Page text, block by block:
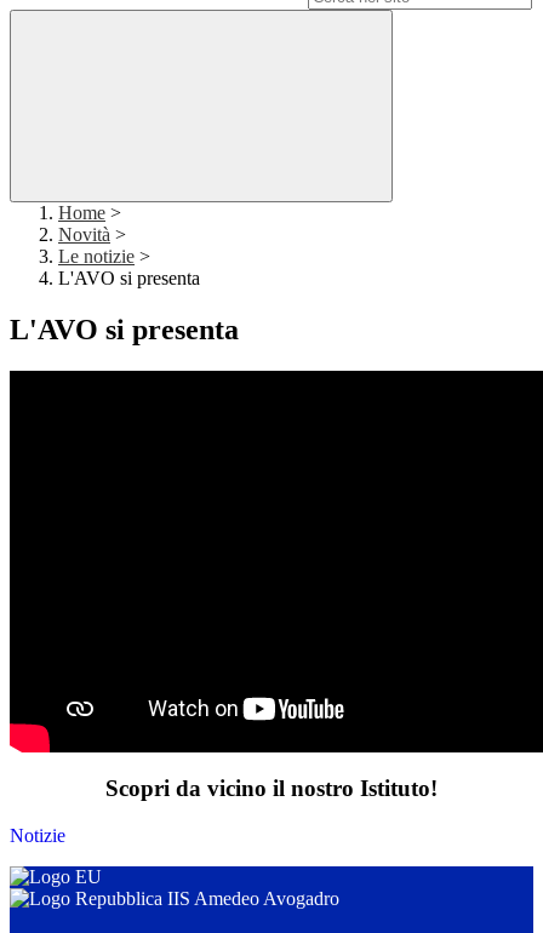
Home >
Novità >
Le notizie >
L'AVO si presenta
L'AVO si presenta
Scopri da vicino il nostro Istituto!
Notizie
IIS Amedeo Avogadro